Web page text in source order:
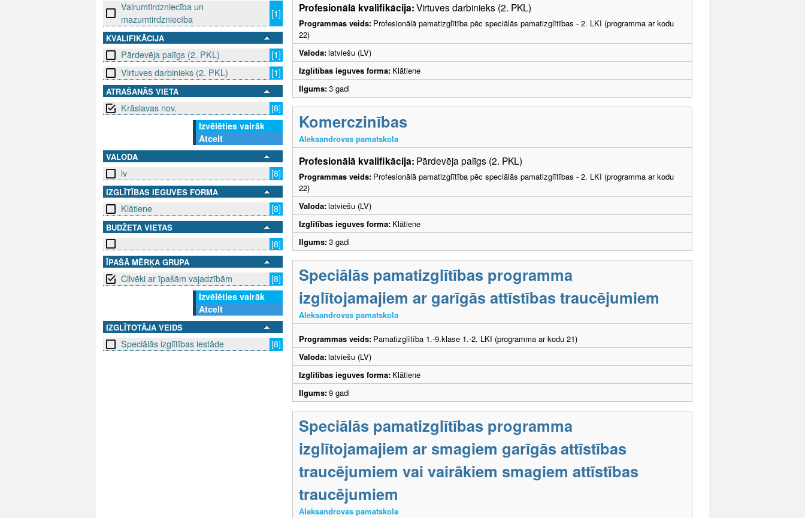
Vairumtirdzniecība un
mazumtirdzniecība
[1]
KVALIFIKĀCIJA
Pārdevēja palīgs (2. PKL)
[1]
Virtuves darbinieks (2. PKL)
[1]
ATRAŠANĀS VIETA
Krāslavas nov.
[8]
Izvēlēties vairāk
Atcelt
VALODA
lv [8]
IZGLĪTĪBAS IEGUVES FORMA
Klātiene [8]
BUDŽETA VIETAS
[8]
ĪPAŠĀ MĒRĶA GRUPA
Cilvēki ar īpašām vajadzībām
[8]
Izvēlēties vairāk
Atcelt
IZGLĪTOTĀJA VEIDS
Speciālās izglītības iestāde [8]
Profesionālā kvalifikācija:Virtuves darbinieks (2. PKL)
Programmas veids: Profesionālā pamatizglītība pēc speciālās pamatizglītības - 2. LKI (programma ar kodu
22)
Valoda:latviešu (LV)
Izglītības ieguves forma: Klātiene
Ilgums:3 gadi
Komerczinības
Aleksandrovas pamatskola
Profesionālā kvalifikācija: Pārdevēja palīgs (2. PKL)
Programmas veids: Profesionālā pamatizglītība pēc speciālās pamatizglītības - 2. LKI (programma ar kodu
22)
Valoda:latviešu (LV)
Izglītības ieguves forma: Klātiene
Ilgums:3 gadi
Speciālās pamatizglītības programma
izglītojamajiem ar garīgās attīstības traucējumiem
Aleksandrovas pamatskola
Programmas veids: Pamatizglītība 1.-9.klase 1.-2. LKI (programma ar kodu 21)
Valoda:latviešu (LV)
Izglītības ieguves forma: Klātiene
Ilgums:9 gadi
Speciālās pamatizglītības programma
izglītojamajiem ar smagiem garīgās attīstības
traucējumiem vai vairākiem smagiem attīstības
traucējumiem
Aleksandrovas pamatskola